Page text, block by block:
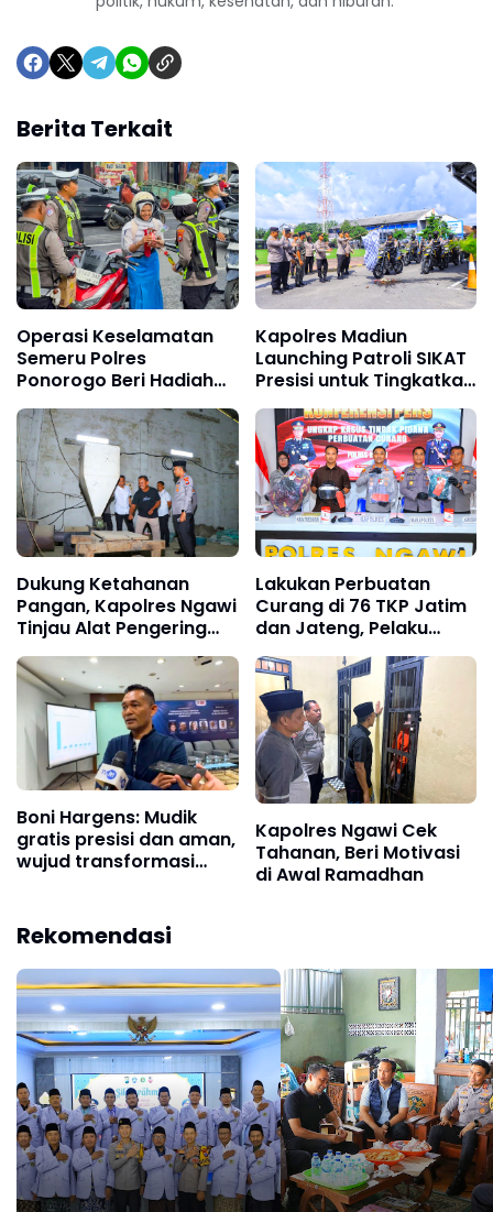
Berita Terkait
Operasi Keselamatan
Semeru Polres
Ponorogo Beri Hadiah
Helm dan Cokelat
Pengendara Tertib
Kapolres Madiun
Launching Patroli SIKAT
Presisi untuk Tingkatkan
Keamanan Wilayah
Dukung Ketahanan
Pangan, Kapolres Ngawi
Tinjau Alat Pengering
Padi di Padas
Lakukan Perbuatan
Curang di 76 TKP Jatim
dan Jateng, Pelaku
diamankan Polres
Ngawi
Boni Hargens: Mudik
gratis presisi dan aman,
wujud transformasi
Kapolres Ngawi Cek
Tahanan, Beri Motivasi
di Awal Ramadhan
Rekomendasi